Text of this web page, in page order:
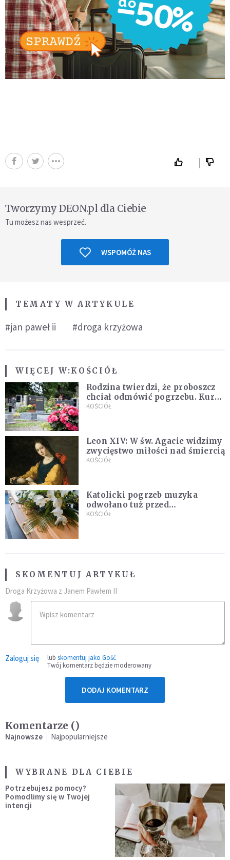
Tworzymy DEON.pl dla Ciebie
Tu możesz nas wesprzeć.
WSPOMÓŻ NAS
TEMATY W ARTYKULE
#jan paweł ii #droga krzyżowa
WIĘCEJ W:KOŚCIÓŁ
Rodzina twierdzi, że proboszcz
chciał odmówić pogrzebu. Kuria
zapowiada wyjaśnienia
KOŚCIÓŁ
Leon XIV: W św. Agacie widzimy
zwycięstwo miłości nad śmiercią
KOŚCIÓŁ
Katolicki pogrzeb muzyka
odwołano tuż przed
uroczystością. Powodem była
KOŚCIÓŁ
SKOMENTUJ ARTYKUŁ
Droga Krzyżowa z Janem Pawłem II
Zaloguj się lub skomentuj jako Gość
Twój komentarz będzie moderowany
DODAJ KOMENTARZ
Komentarze ()
Najnowsze Najpopularniejsze
WYBRANE DLA CIEBIE
Potrzebujesz pomocy?
Pomodlimy się w Twojej
intencji